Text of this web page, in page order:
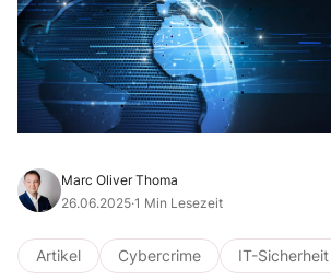
Marc Oliver Thoma
26.06.2025·1 Min Lesezeit
Artikel Cybercrime IT-Sicherheit